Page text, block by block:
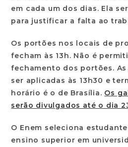
em cada um dos dias. Ela
para justificar a falta ao
Os portões nos locais de
fecham às 13h. Não é
fechamento dos portões.
ser aplicadas às 13h30 e
horário é o de Brasília. Os
serão divulgados até o dia
O Enem seleciona
ensino superior em